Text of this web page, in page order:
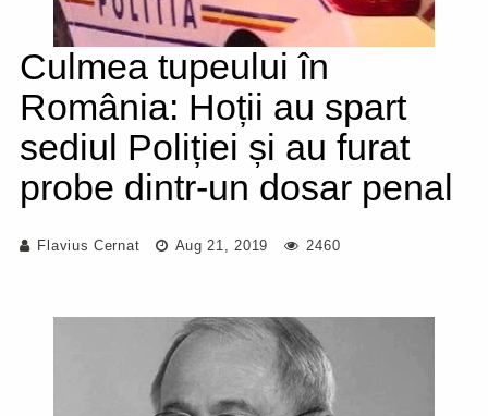
Culmea tupeului în
România: Hoții au spart
sediul Poliției și au furat
probe dintr-un dosar penal
Flavius Cernat Aug 21, 2019 2460